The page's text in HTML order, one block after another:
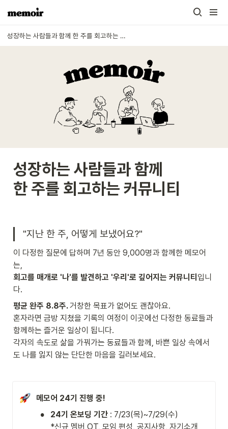
성장하는 사람들과 함께 한 주를 회고하는 커뮤니티
성장하는 사람들과 함께
한 주를 회고하는 커뮤니티
"지난 한 주, 어떻게 보냈어요?"
이 다정한 질문에 답하며 7년 동안 9,000명과 함께한 메모어
회고를 매개로 '나'를 발견하고 '우리'로 깊어지는 커뮤니티 입니
다.
평균 완주 8.8주. 거창한 목표가 없어도 괜찮아요.
혼자라면 금방 지쳤을 기록의 여정이 이곳에선 다정한 동료들과
함께하는 즐거운 일상이 됩니다.
각자의 속도로 삶을 가꿔가는 동료들과 함께, 바쁜 일상 속에서
도 나를 잃지 않는 단단한 마음을 길러보세요.
메모어 24기 진행 중!
• 24기 온보딩 기간 : 7/23(목)~7/29(수)
*신규 멤버 OT, 모임 편성, 공지사항, 자기소개